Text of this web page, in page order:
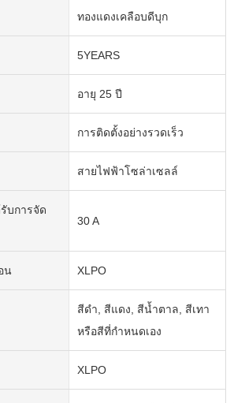
ทองแดงเคลือบดีบุก
5YEARS
อายุ 25 ปี
การติดตั้งอย่างรวดเร็ว
สายไฟฟ้าโซล่าเซลล์
บการจัด
30 A
น XLPO
สีดำ, สีแดง, สีน้ำตาล, สีเทา
หรือสีที่กำหนดเอง
XLPO